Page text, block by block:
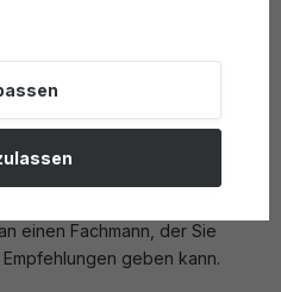
fettendem Haar haben,
Mit der richtigen Pflegeroutine
einen Fachmann, der Sie
geben kann.